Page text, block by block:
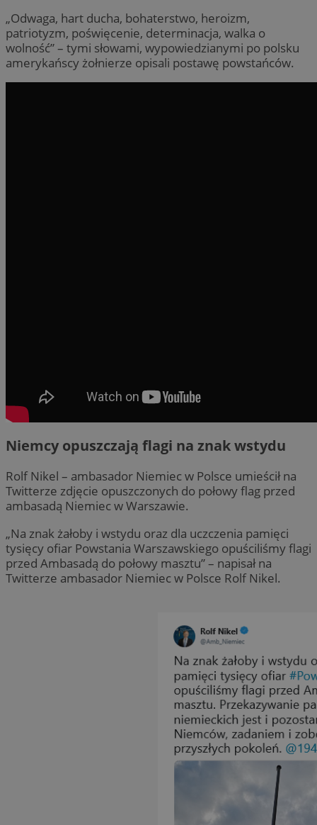
„Odwaga, hart ducha, bohaterstwo, heroizm,
patriotyzm, poświęcenie, determinacja, walka o
wolność” – tymi słowami, wypowiedzianymi po polsku
amerykańscy żołnierze opisali postawę powstańców.
Niemcy opuszczają flagi na znak wstydu
Rolf Nikel – ambasador Niemiec w Polsce umieścił na
Twitterze zdjęcie opuszczonych do połowy flag przed
ambasadą Niemiec w Warszawie.
„Na znak żałoby i wstydu oraz dla uczczenia pamięci
tysięcy ofiar Powstania Warszawskiego opuściliśmy flagi
przed Ambasadą do połowy masztu” – napisał na
Twitterze ambasador Niemiec w Polsce Rolf Nikel.